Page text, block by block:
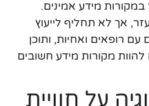
מידע אמינים.
אך לא תחליף לייעוץ
עם רופאים ואחיות, ותוכן
להוות מקורות מידע חשובים
על חוויית